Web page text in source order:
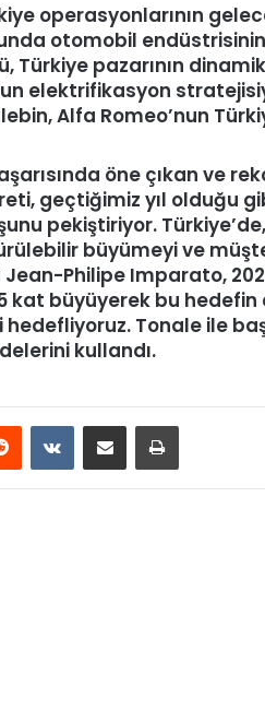
operasyonlarının
otomobil endüstrisinin
pazarının dinamik
elektrifikasyon
Alfa Romeo’nun
öne çıkan ve
geçtiğimiz yıl olduğu
pekiştiriyor.
büyümeyi ve
Philipe Imparato,
kat büyüyerek bu
hedefliyoruz. Tonale ile
kullandı.
Reddit VKontakteE-Posta ile paylaş Yazdır